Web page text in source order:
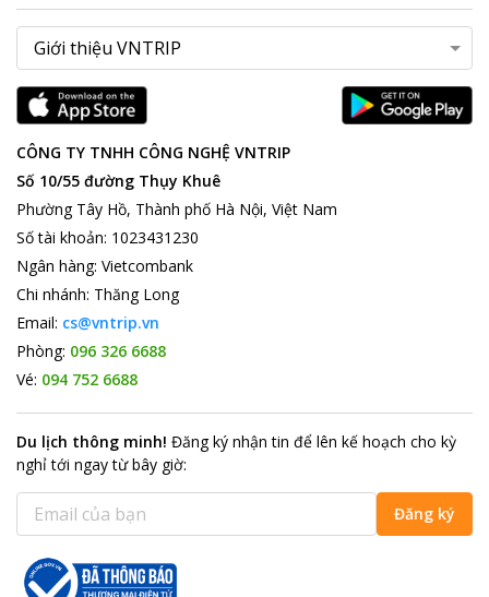
CÔNG TY TNHH CÔNG NGHỆ VNTRIP
Số 10/55 đường Thụy Khuê
Phường Tây Hồ, Thành phố Hà Nội, Việt Nam
Số tài khoản: 1023431230
Ngân hàng: Vietcombank
Chi nhánh: Thăng Long
Email: cs@vntrip.vn
Phòng: 096 326 6688
Vé: 094 752 6688
Du lịch thông minh! Đăng ký nhận tin để lên kế hoạch cho kỳ
nghỉ tới ngay từ bây giờ:
Đăng ký